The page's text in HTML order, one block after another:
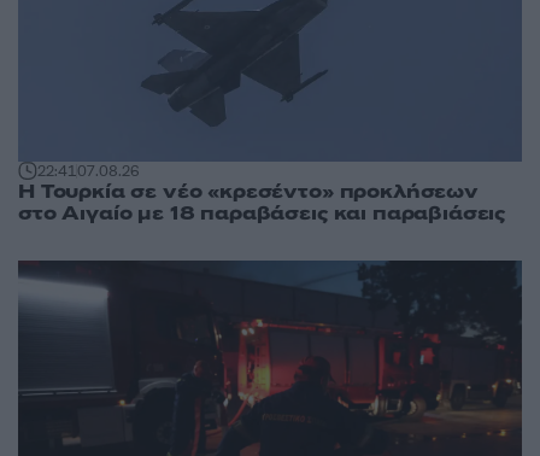
22:4107.08.26
Η Τουρκία σε νέο «κρεσέντο» προκλήσεων
στο Αιγαίο με 18 παραβάσεις και παραβιάσεις